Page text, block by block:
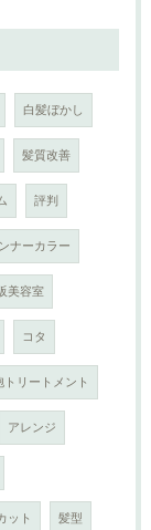
白髪ぼかし
髪質改善
評判
ナーカラー
美容室
コタ
トリートメント
アレンジ
ット 髪型